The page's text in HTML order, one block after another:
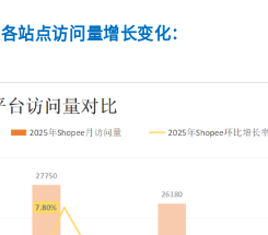
各站点访问量增长变化：